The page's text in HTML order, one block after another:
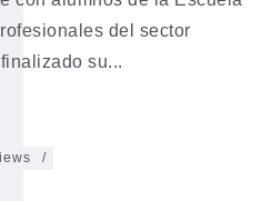
del sector
su...